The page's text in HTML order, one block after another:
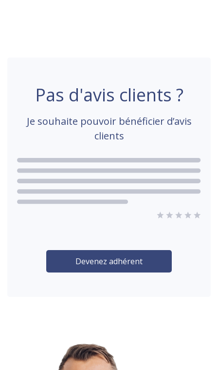
Pas d'avis clients ?
Je souhaite pouvoir bénéficier d’avis
clients
Devenez adhérent